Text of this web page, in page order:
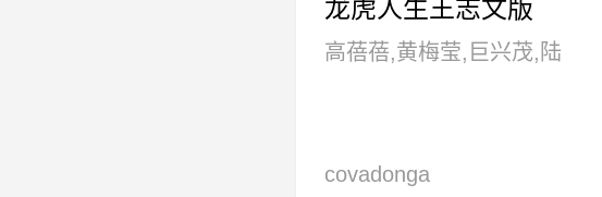
龙虎人生王志文版
高蓓蓓,黄梅莹,巨兴茂,陆
赵志君
covadonga